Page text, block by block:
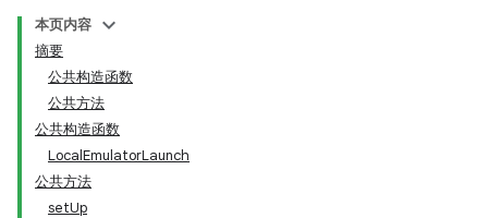
本页内容
摘要
公共构造函数
公共方法
公共构造函数
LocalEmulatorLaunch
公共方法
setUp